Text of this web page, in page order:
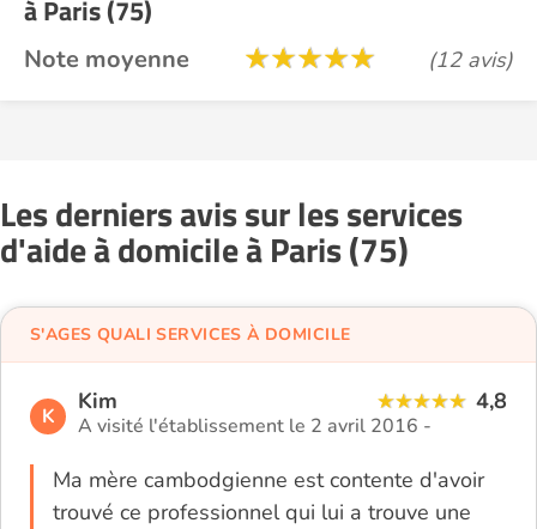
à Paris (75)
Note moyenne (12 avis)
Les derniers avis sur les services
d'aide à domicile à Paris (75)
K
Kim 4,8
A visité l'établissement le 2 avril 2016 -
Ma mère cambodgienne est contente d'avoir
trouvé ce professionnel qui lui a trouve une
S'AGES QUALI SERVICES À DOMICILE